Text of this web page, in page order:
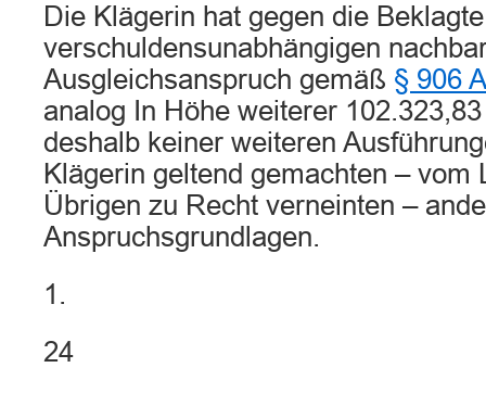
Die Klägerin hat gegen die
verschuldensunabhängigen
Ausgleichsanspruch gemäß § 906
analog In Höhe weiterer
deshalb keiner weiteren
Klägerin geltend gemachten – vom
Übrigen zu Recht verneinten –
Anspruchsgrundlagen.
1.
24